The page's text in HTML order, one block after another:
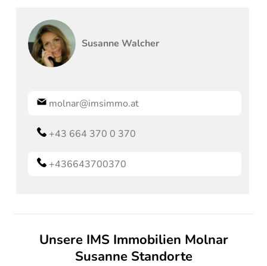
Susanne Walcher
molnar@imsimmo.at
+43 664 370 0 370
+436643700370
Unsere IMS Immobilien Molnar
Susanne Standorte